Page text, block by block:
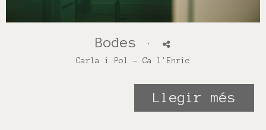
Bodes ·
Carla i Pol - Ca l'Enric
Llegir més